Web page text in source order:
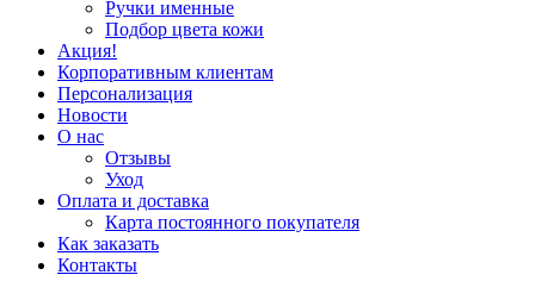
Ручки именные
Подбор цвета кожи
Акция!
Корпоративным клиентам
Персонализация
Новости
О нас
Отзывы
Уход
Оплата и доставка
Карта постоянного покупателя
Как заказать
Контакты